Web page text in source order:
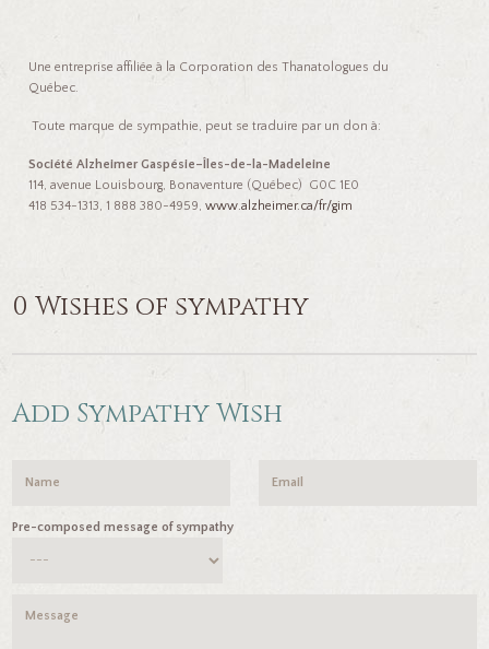
Une entreprise affiliée à la Corporation des Thanatologues du
Québec.
Toute marque de sympathie, peut se traduire par un don à:
Société Alzheimer Gaspésie–Îles-de-la-Madeleine
114, avenue Louisbourg, Bonaventure (Québec) G0C 1E0
418 534-1313, 1 888 380-4959,www.alzheimer.ca/fr/gim
0 Wishes of sympathy
Add Sympathy Wish
Pre-composed message of sympathy